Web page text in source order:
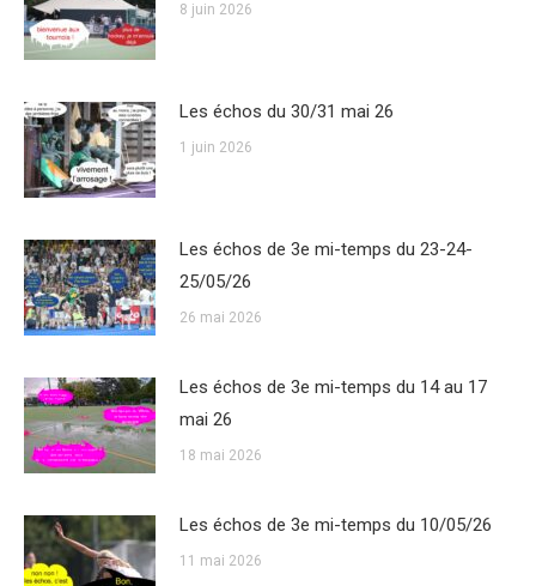
8 juin 2026
Les échos du 30/31 mai 26
1 juin 2026
Les échos de 3e mi-temps du 23-24-
25/05/26
26 mai 2026
Les échos de 3e mi-temps du 14 au 17
mai 26
18 mai 2026
Les échos de 3e mi-temps du 10/05/26
11 mai 2026